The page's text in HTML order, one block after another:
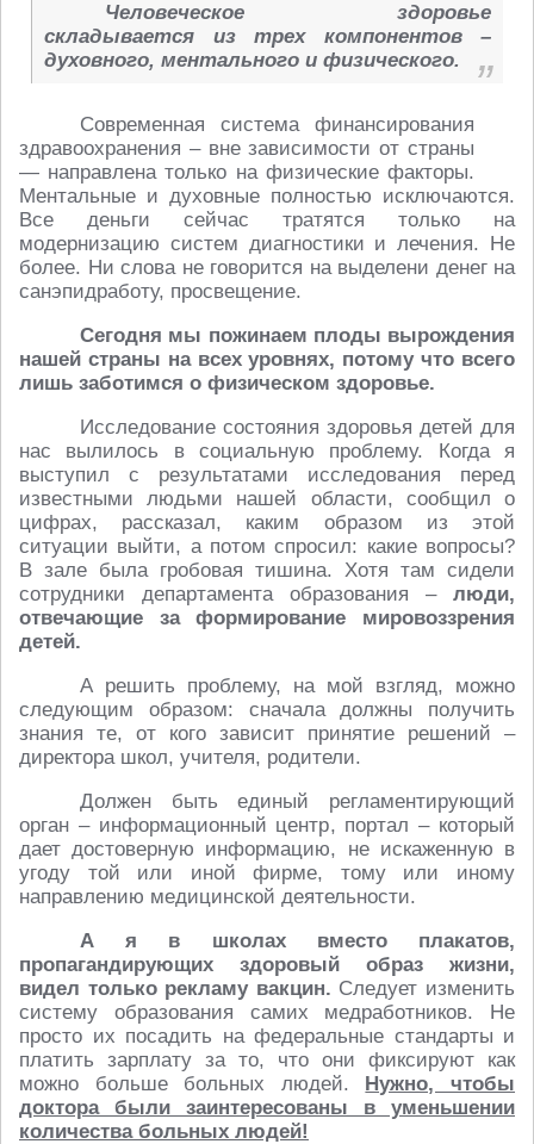
Человеческое здоровье
складывается из трех компонентов –
духовного, ментального и физического.
Современная система финансирования
здравоохранения – вне зависимости от страны
— направлена только на физические факторы.
Ментальные и духовные полностью исключаются.
Все деньги сейчас тратятся только на
модернизацию систем диагностики и лечения. Не
более. Ни слова не говорится на выделени денег на
санэпидработу, просвещение.
Сегодня мы пожинаем плоды вырождения
нашей страны на всех уровнях, потому что всего
лишь заботимся о физическом здоровье.
Исследование состояния здоровья детей для
нас вылилось в социальную проблему. Когда я
выступил с результатами исследования перед
известными людьми нашей области, сообщил о
цифрах, рассказал, каким образом из этой
ситуации выйти, а потом спросил: какие вопросы?
В зале была гробовая тишина. Хотя там сидели
сотрудники департамента образования – люди,
отвечающие за формирование мировоззрения
детей.
А решить проблему, на мой взгляд, можно
следующим образом: сначала должны получить
знания те, от кого зависит принятие решений –
директора школ, учителя, родители.
Должен быть единый регламентирующий
орган – информационный центр, портал – который
дает достоверную информацию, не искаженную в
угоду той или иной фирме, тому или иному
направлению медицинской деятельности.
А я в школах вместо плакатов,
пропагандирующих здоровый образ жизни,
видел только рекламу вакцин. Следует изменить
систему образования самих медработников. Не
просто их посадить на федеральные стандарты и
платить зарплату за то, что они фиксируют как
можно больше больных людей. Нужно, чтобы
доктора были заинтересованы в уменьшении
количества больных людей!